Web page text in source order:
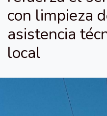
con limpieza
asistencia
local